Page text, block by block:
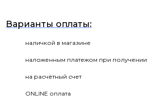
Варианты оплаты:
наличкой в магазине
наложенным платежом при получении
на расчётный счет
ONLINE оплата